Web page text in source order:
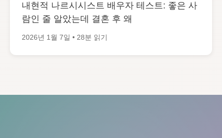
내현적 나르시시스트 배우자 테스트: 좋은 사
람인 줄 알았는데 결혼 후 왜
2026년 1월 7일 • 28분 읽기